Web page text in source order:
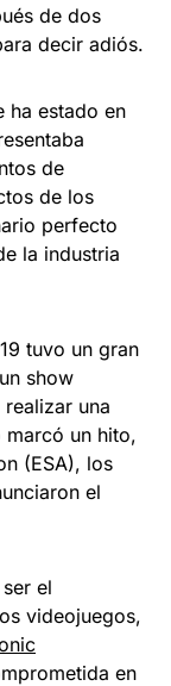
de dos
decir adiós.
ha estado en
de
de los
perfecto
la industria
tuvo un gran
show
una
un hito,
(ESA), los
el
el
videojuegos,
en